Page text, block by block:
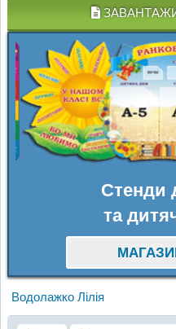
Стенди
та
Водолажко Лілія